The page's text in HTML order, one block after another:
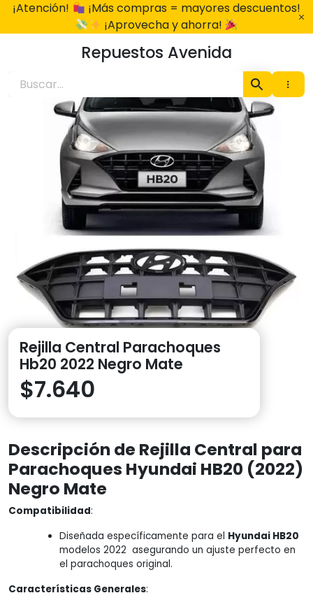
¡Atención!
¡Más compras = mayores descuentos!
¡Aprovecha y ahorra!
Repuestos Avenida
Rejilla Central Parachoques
Hb20 2022 Negro Mate
$7.640
Descripción de Rejilla Central para
Parachoques Hyundai HB20 (2022)
Negro Mate
Compatibilidad:
Diseñada específicamente para el Hyundai HB20
modelos 2022 asegurando un ajuste perfecto en
el parachoques original.
Características Generales: